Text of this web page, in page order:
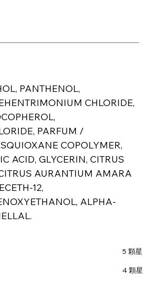
PANTHENOL,
CHLORIDE,
PARFUM /
COPOLYMER,
ACID, GLYCERIN, CITRUS
AURANTIUM AMARA
12,
ALPHA-
5 顆星
4 顆星